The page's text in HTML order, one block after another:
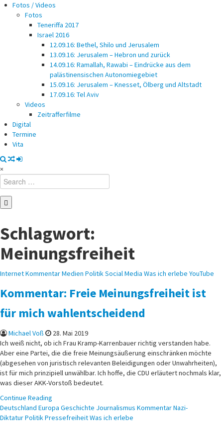
Fotos / Videos
Fotos
Teneriffa 2017
Israel 2016
12.09.16: Bethel, Shilo und Jerusalem
13.09.16: Jerusalem – Hebron und zurück
14.09.16: Ramallah, Rawabi – Eindrücke aus dem
palästinensischen Autonomiegebiet
15.09.16: Jerusalem – Knesset, Ölberg und Altstadt
17.09.16: Tel Aviv
Videos
Zeitrafferfilme
Digital
Termine
Vita
×
Search
for:
Schlagwort:
Meinungsfreiheit
Posted
InternetKommentarMedien PolitikSocial Media Was ich erlebe YouTube
Kommentar: Freie Meinungsfreiheit ist
für mich wahlentscheidend
Michael Voß
28. Mai 2019
Ich weiß nicht, ob ich Frau Kramp-Karrenbauer richtig verstanden habe.
Aber eine Partei, die die freie Meinungsäußerung einschränken möchte
(abgesehen von juristisch relevanten Beleidigungen oder Unwahrheiten),
ist für mich prinzipiell unwählbar. Ich hoffe, die CDU erläutert nochmals klar,
was dieser AKK-Vorstoß bedeutet.
Continue Reading
Posted
in
Deutschland Europa Geschichte Journalismus KommentarNazi-
DiktaturPolitikPressefreiheitWas ich erlebe